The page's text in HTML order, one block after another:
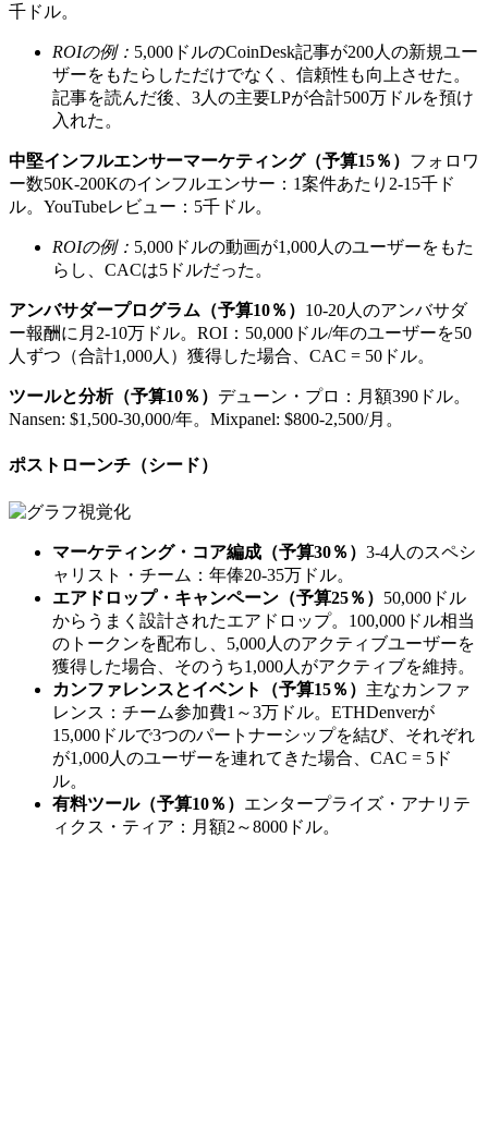
千ドル。
ROIの例： 5,000ドルのCoinDesk記事が200人の新規ユー
ザーをもたらしただけでなく、信頼性も向上させた。
記事を読んだ後、3人の主要LPが合計500万ドルを預け
入れた。
中堅インフルエンサーマーケティング（予算15％） フォロワ
ー数50K-200Kのインフルエンサー：1案件あたり2-15千ド
ル。YouTubeレビュー：5千ドル。
ROIの例： 5,000ドルの動画が1,000人のユーザーをもた
らし、CACは5ドルだった。
アンバサダープログラム（予算10％） 10-20人のアンバサダ
ー報酬に月2-10万ドル。ROI：50,000ドル/年のユーザーを50
人ずつ（合計1,000人）獲得した場合、CAC = 50ドル。
ツールと分析（予算10％） デューン・プロ：月額390ドル。
Nansen: $1,500-30,000/年。Mixpanel: $800-2,500/月。
ポストローンチ（シード）
マーケティング・コア編成（予算30％） 3-4人のスペシ
ャリスト・チーム：年俸20-35万ドル。
エアドロップ・キャンペーン（予算25％） 50,000ドル
からうまく設計されたエアドロップ。100,000ドル相当
のトークンを配布し、5,000人のアクティブユーザーを
獲得した場合、そのうち1,000人がアクティブを維持。
カンファレンスとイベント（予算15％） 主なカンファ
レンス：チーム参加費1～3万ドル。ETHDenverが
15,000ドルで3つのパートナーシップを結び、それぞれ
が1,000人のユーザーを連れてきた場合、CAC = 5ド
ル。
有料ツール（予算10％） エンタープライズ・アナリテ
ィクス・ティア：月額2～8000ドル。